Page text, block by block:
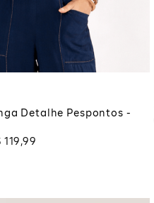
G
P
À SACOLA
Detalhe Pespontos -
119 ,99